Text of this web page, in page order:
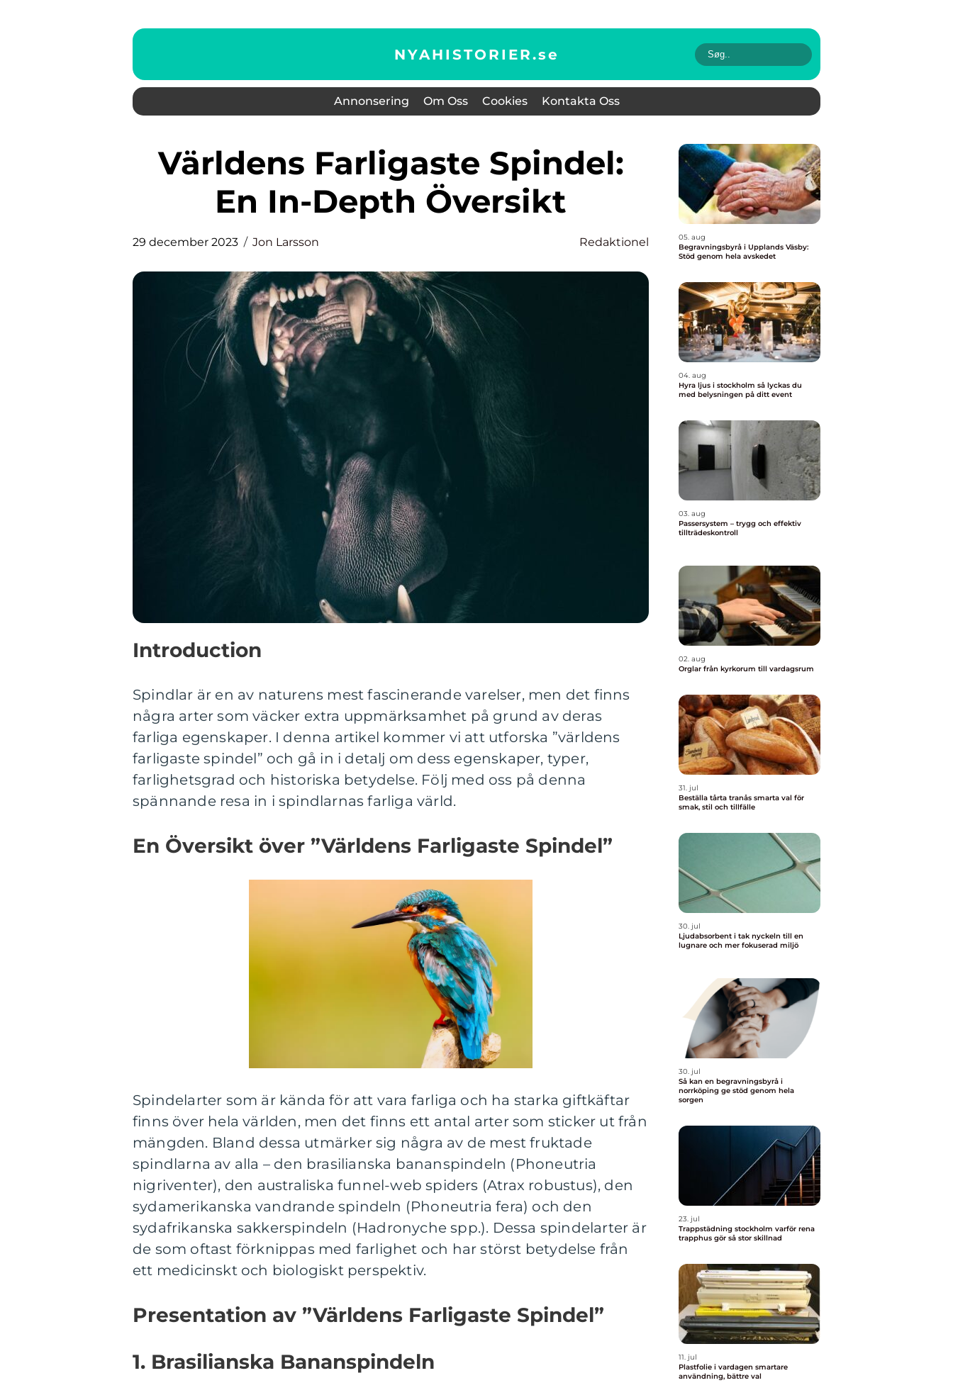
NYAHISTORIER.se
Annonsering Om Oss Cookies Kontakta Oss
Världens Farligaste Spindel:
En In-Depth Översikt
29 december 2023 Jon Larsson Redaktionel
Introduction
Spindlar är en av naturens mest fascinerande varelser, men det finns
några arter som väcker extra uppmärksamhet på grund av deras
farliga egenskaper. I denna artikel kommer vi att utforska ”världens
farligaste spindel” och gå in i detalj om dess egenskaper, typer,
farlighetsgrad och historiska betydelse. Följ med oss på denna
spännande resa in i spindlarnas farliga värld.
En Översikt över ”Världens Farligaste Spindel”
Spindelarter som är kända för att vara farliga och ha starka giftkäftar
finns över hela världen, men det finns ett antal arter som sticker ut från
mängden. Bland dessa utmärker sig några av de mest fruktade
spindlarna av alla – den brasilianska bananspindeln (Phoneutria
nigriventer), den australiska funnel-web spiders (Atrax robustus), den
sydamerikanska vandrande spindeln (Phoneutria fera) och den
sydafrikanska sakkerspindeln (Hadronyche spp.). Dessa spindelarter är
de som oftast förknippas med farlighet och har störst betydelse från
ett medicinskt och biologiskt perspektiv.
Presentation av ”Världens Farligaste Spindel”
1. Brasilianska Bananspindeln
05. aug
Begravningsbyrå i Upplands Väsby:
Stöd genom hela avskedet
04. aug
Hyra ljus i stockholm så lyckas du
med belysningen på ditt event
03. aug
Passersystem – trygg och effektiv
tillträdeskontroll
02. aug
Orglar från kyrkorum till vardagsrum
31. jul
Beställa tårta tranås smarta val för
smak, stil och tillfälle
30. jul
Ljudabsorbent i tak nyckeln till en
lugnare och mer fokuserad miljö
30. jul
Så kan en begravningsbyrå i
norrköping ge stöd genom hela
sorgen
23. jul
Trappstädning stockholm varför rena
trapphus gör så stor skillnad
11. jul
Plastfolie i vardagen smartare
användning, bättre val